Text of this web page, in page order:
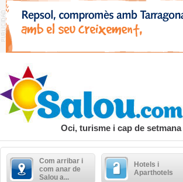
Oci, turisme i cap de setmana
Com arribar i
com anar de
Salou a...
Hotels i
Aparthotels